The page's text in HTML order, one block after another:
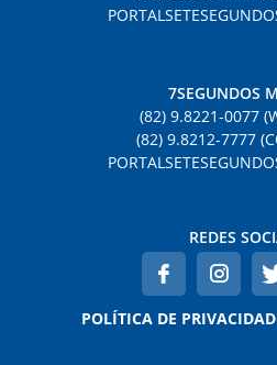
7SEGUNDOS
(82) 9.8221-0077
(82) 9.8212-7777
REDES
POLÍTICA DE